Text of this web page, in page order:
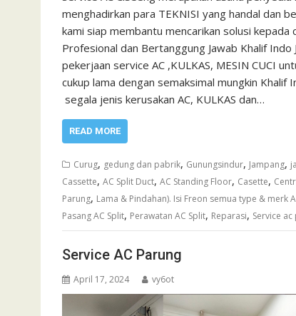
menghadirkan para TEKNISI yang handal dan
kami siap membantu mencarikan solusi
Profesional dan Bertanggung Jawab Khalif
pekerjaan service AC ,KULKAS, MESIN CUCI
cukup lama dengan semaksimal mungkin Khalif
segala jenis kerusakan AC, KULKAS dan…
READ MORE
Curug, gedung dan pabrik, Gunungsindur, Jampang,
Cassette, AC Split Duct, AC Standing Floor, Casette,
Parung, Lama & Pindahan). Isi Freon semua type & merk
Pasang AC Split, Perawatan AC Split, Reparasi, Service
Service AC Parung
April 17, 2024 vy6ot